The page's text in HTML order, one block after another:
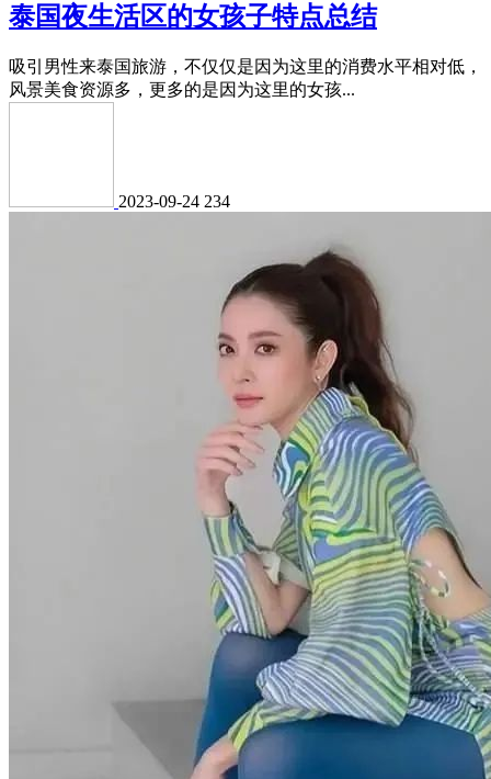
泰国夜生活区的女孩子特点总结
吸引男性来泰国旅游，不仅仅是因为这里的消费水平相对低，
风景美食资源多，更多的是因为这里的女孩...
2023-09-24 234